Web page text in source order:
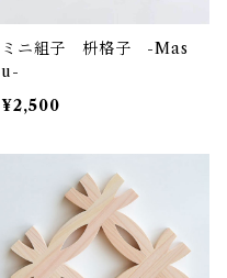
ミニ組子 枡格子 -Mas
u-
¥2,500